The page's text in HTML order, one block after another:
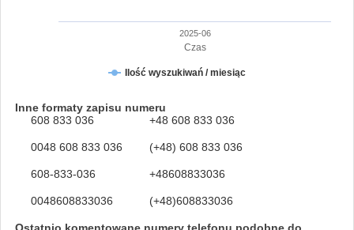
Czas
Ilość wyszukiwań / miesiąc
2025-06
Inne formaty zapisu numeru
608 833 036
+48 608 833 036
0048 608 833 036 (+48) 608 833 036
608-833-036 +48608833036
0048608833036 (+48)608833036